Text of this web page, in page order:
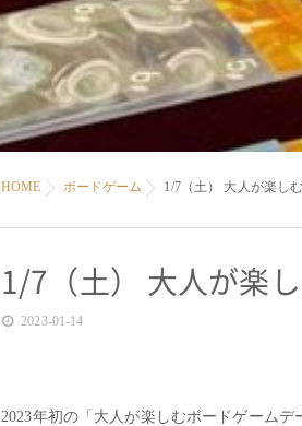
HOME ボードゲーム 1/7（土） 大人が楽し
1/7（土） 大人が楽
2023-01-14
2023年初の「大人が楽しむボードゲームデ